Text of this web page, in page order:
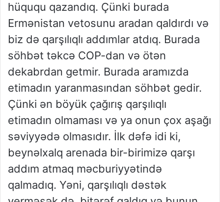
hüququ qazandıq. Çünki burada
Ermənistan vetosunu aradan qaldırdı və
biz də qarşılıqlı addımlar atdıq. Burada
söhbət təkcə COP-dan və ötən
dekabrdan getmir. Burada aramızda
etimadın yaranmasından söhbət gedir.
Çünki ən böyük çağırış qarşılıqlı
etimadın olmaması və ya onun çox aşağı
səviyyədə olmasıdır. İlk dəfə idi ki,
beynəlxalq arenada bir-birimizə qarşı
addım atmaq məcburiyyətində
qalmadıq. Yəni, qarşılıqlı dəstək